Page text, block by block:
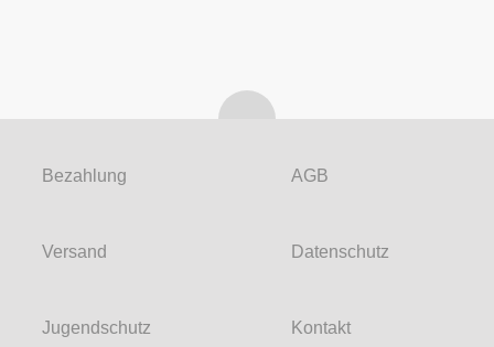
Bezahlung
Versand
AGB
Datenschutz
Jugendschutz Kontakt